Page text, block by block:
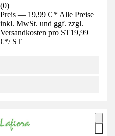
(0)
Preis — 19,99 € * Alle Preise
inkl. MwSt. und ggf. zzgl.
Versandkosten pro ST19,99
€*/ ST